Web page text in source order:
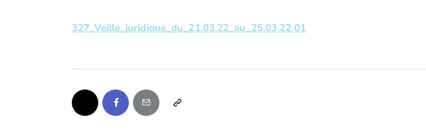
327_Veille_juridique_du_21.03.22_au_25.03.22.01